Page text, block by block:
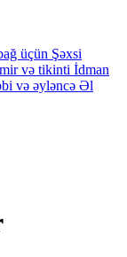
üçün Şəxsi
və tikinti İdman
və əyləncə Əl